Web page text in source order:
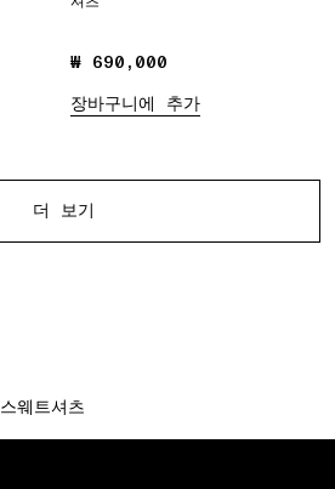
₩ 690,000
₩ 690,000
장바구니에 추가
더 보기
스웨트셔츠